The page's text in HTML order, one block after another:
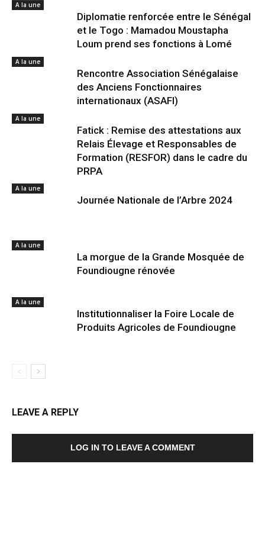
A la une
Diplomatie renforcée entre le Sénégal
et le Togo : Mamadou Moustapha
Loum prend ses fonctions à Lomé
A la une
Rencontre Association Sénégalaise
des Anciens Fonctionnaires
internationaux (ASAFI)
A la une
Fatick : Remise des attestations aux
Relais Élevage et Responsables de
Formation (RESFOR) dans le cadre du
PRPA
A la une
Journée Nationale de l’Arbre 2024
A la une
La morgue de la Grande Mosquée de
Foundiougne rénovée
A la une
Institutionnaliser la Foire Locale de
Produits Agricoles de Foundiougne
LEAVE A REPLY
LOG IN TO LEAVE A COMMENT